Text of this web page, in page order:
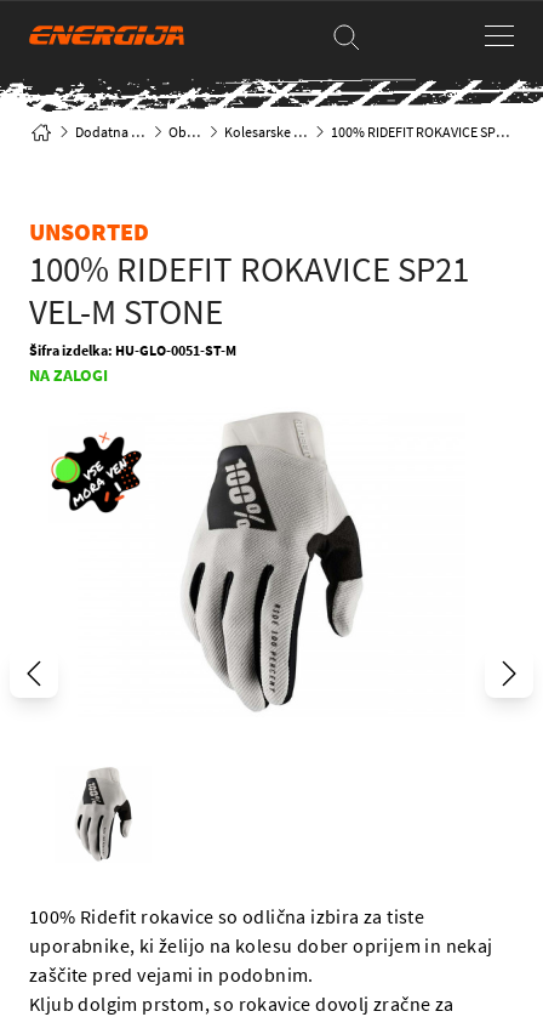
Dodatna oprema Oblačila Kolesarske rokavice 100% RIDEFIT ROKAVICE SP21 VEL-M STONE
UNSORTED
100% RIDEFIT ROKAVICE SP21
VEL-M STONE
Šifra izdelka: HU-GLO-0051-ST-M
NA ZALOGI
100% Ridefit rokavice so odlična izbira za tiste
uporabnike, ki želijo na kolesu dober oprijem in nekaj
zaščite pred vejami in podobnim.
Kljub dolgim prstom, so rokavice dovolj zračne za